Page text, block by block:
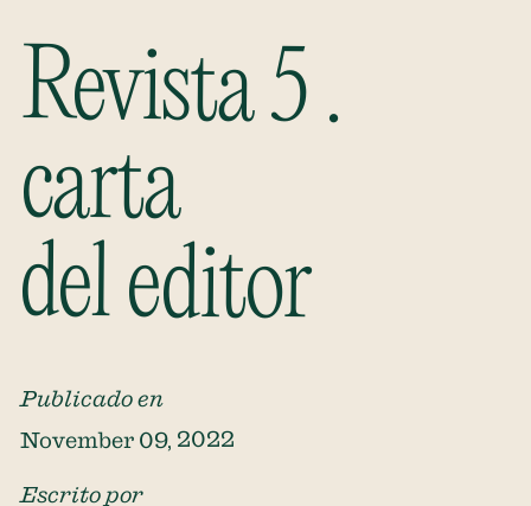
Revista 5 .
carta
del editor
Publicado en
November 09, 2022
Escrito por